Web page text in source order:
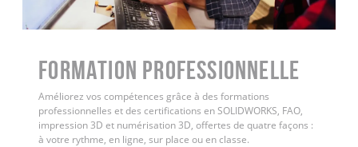
FORMATION PROFESSIONNELLE
Améliorez vos compétences grâce à des formations
professionnelles et des certifications en SOLIDWORKS, FAO,
impression 3D et numérisation 3D, offertes de quatre façons :
à votre rythme, en ligne, sur place ou en classe.